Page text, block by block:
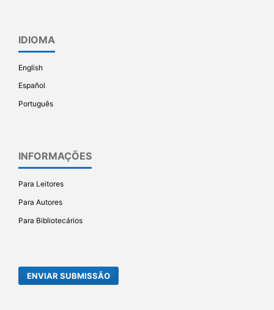
IDIOMA
English
Español
Português
INFORMAÇÕES
Para Leitores
Para Autores
Para Bibliotecários
ENVIAR SUBMISSÃO